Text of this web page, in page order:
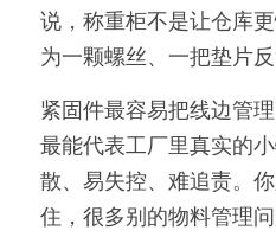
说，称重柜不是让仓库
为一颗螺丝、一把垫片反
紧固件最容易把线边管
最能代表工厂里真实的
散、易失控、难追责。
住，很多别的物料管理